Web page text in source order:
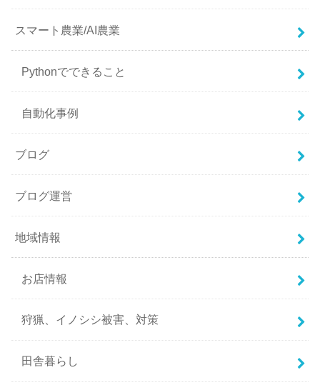
スマート農業/AI農業
Pythonでできること
自動化事例
ブログ
ブログ運営
地域情報
お店情報
狩猟、イノシシ被害、対策
田舎暮らし